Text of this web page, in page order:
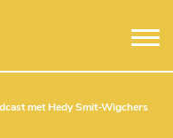
met Hedy Smit-Wigchers